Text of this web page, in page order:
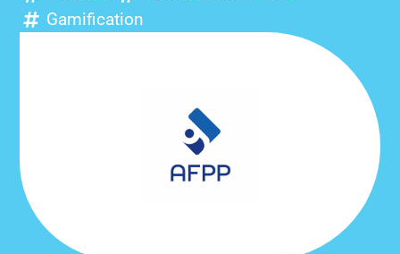
Gamification